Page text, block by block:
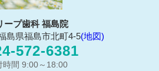
ープ歯科 福島院
島県福島市北町4-5(地図)
572-6381
時間 9:00～18:00